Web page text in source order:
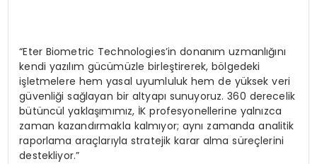
“Eter Biometric Technologies’in donanım uzmanlığını
kendi yazılım gücümüzle birleştirerek, bölgedeki
işletmelere hem yasal uyumluluk hem de yüksek veri
güvenliği sağlayan bir altyapı sunuyoruz. 360 derecelik
bütüncül yaklaşımımız, İK profesyonellerine yalnızca
zaman kazandırmakla kalmıyor; aynı zamanda analitik
raporlama araçlarıyla stratejik karar alma süreçlerini
destekliyor.”